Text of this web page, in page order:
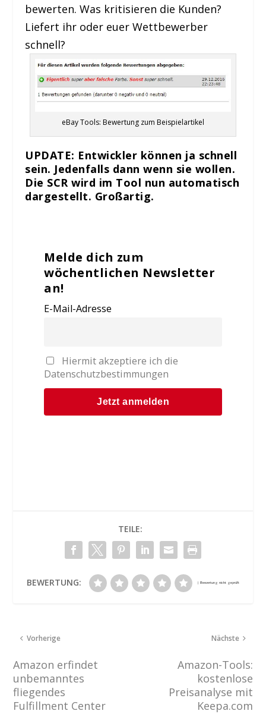
bewerten. Was kritisieren die Kunden?
Liefert ihr oder euer Wettbewerber
schnell?
eBay Tools: Bewertung zum Beispielartikel
UPDATE: Entwickler können ja schnell
sein. Jedenfalls dann wenn sie wollen.
Die SCR wird im Tool nun automatisch
dargestellt. Großartig.
Melde dich zum
wöchentlichen Newsletter
an!
E-Mail-Adresse
Hiermit akzeptiere ich die
Datenschutzbestimmungen
TEILE:
BEWERTUNG:
Vorherige
Amazon erfindet
unbemanntes
fliegendes
Fulfillment Center
Nächste
Amazon-Tools:
kostenlose
Preisanalyse mit
Keepa.com